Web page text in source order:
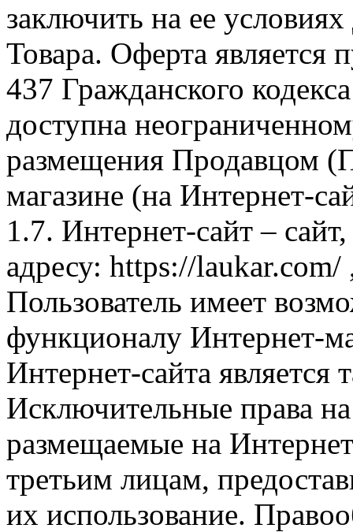
заключить на ее
Товара. Оферта является
437 Гражданского
доступна
размещения Продавцом
магазине (на Интернет-
1.7. Интернет-сайт –
адресу: https://laukar.com/
Пользователь имеет
функционалу Интернет-
Интернет-сайта
Исключительные права
размещаемые на
третьим лицам,
их использование.